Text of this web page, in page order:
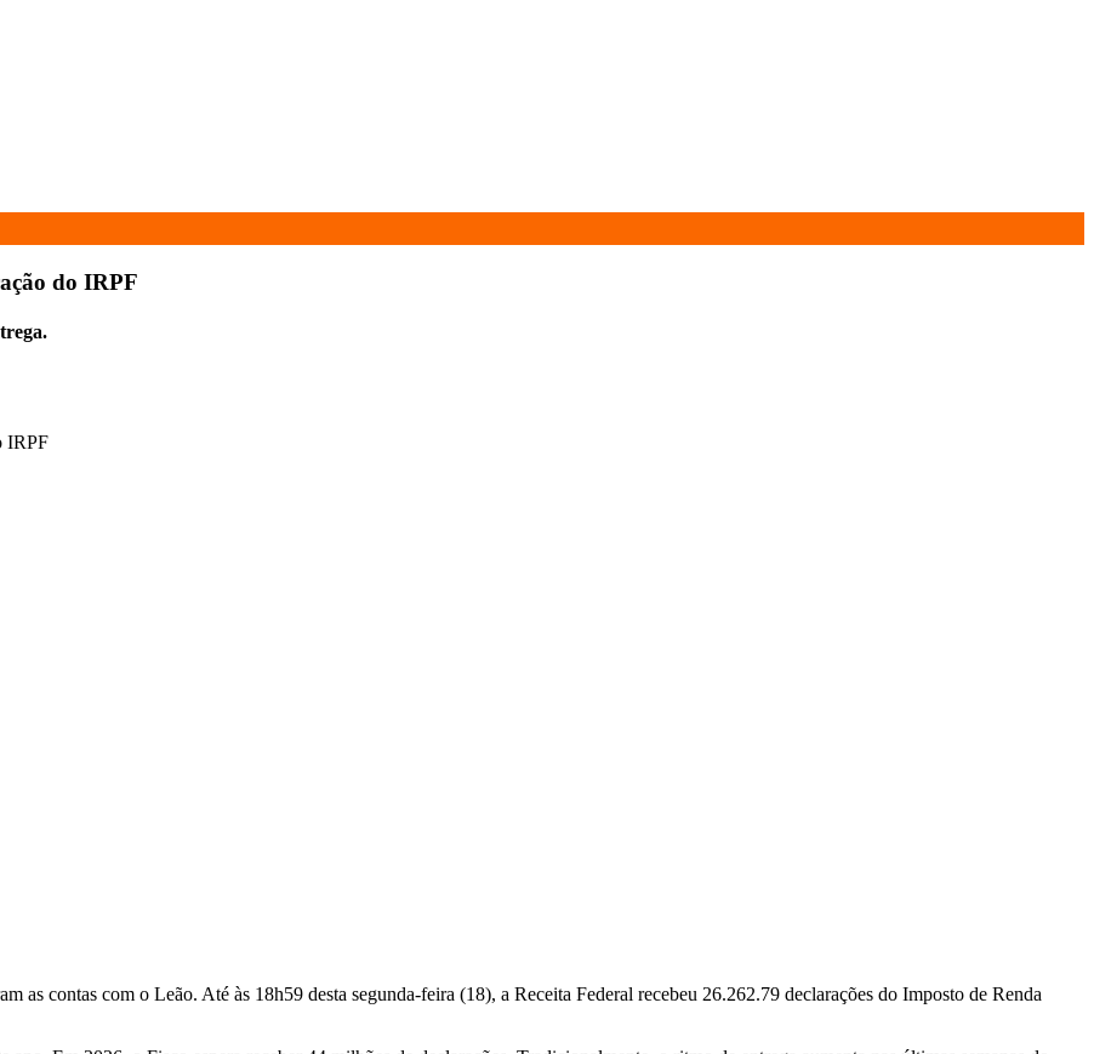
do IRPF
as contas com o Leão. Até às 18h59 desta segunda-feira (18), a Receita Federal recebeu 26.262.79 declarações do Imposto de Renda